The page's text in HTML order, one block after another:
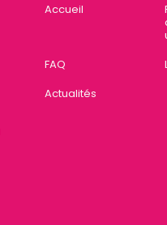
Accueil
FAQ
Actualités